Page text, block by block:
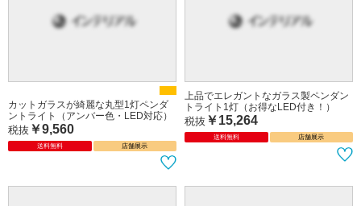
カットガラスが綺麗な丸型1灯ペンダ
ントライト（アンバー色・LED対応）
税抜 ￥9,560
送料無料 店舗展示
上品でエレガントなガラス製ペンダン
トライト1灯（お得なLED付き！）
税抜 ￥15,264
送料無料 店舗展示